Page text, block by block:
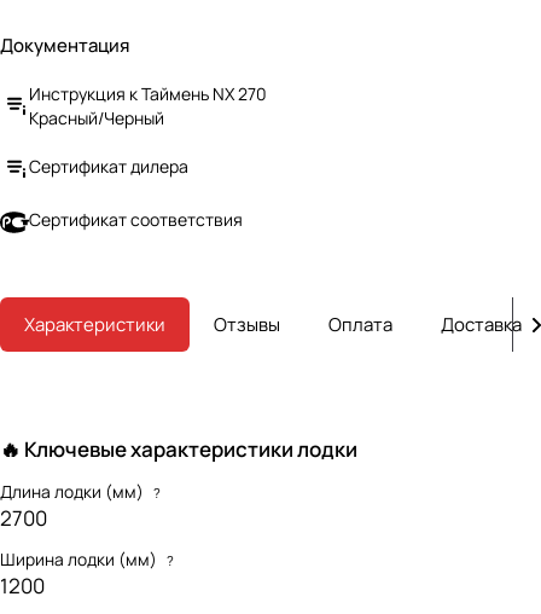
Документация
Инструкция к Таймень NX 270
Красный/Черный
Сертификат дилера
Сертификат соответствия
Характеристики Отзывы Оплата Доставка
🔥 Ключевые характеристики лодки
Длина лодки (мм) ?
2700
Ширина лодки (мм) ?
1200